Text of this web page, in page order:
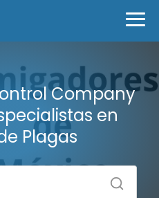
Company
en
Plagas